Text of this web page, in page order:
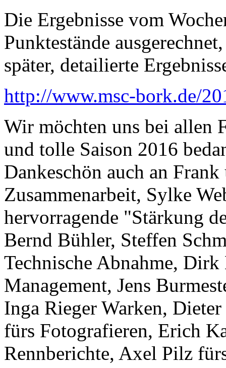
Die Ergebnisse vom
Punktestände
später, detailierte
http://www.msc-bork.de/
Wir möchten uns bei allen
und tolle Saison 2016
Dankeschön auch an
Zusammenarbeit, Sylke
hervorragende "Stärkung
Bernd Bühler, Steffen
Technische Abnahme,
Management, Jens
Inga Rieger Warken,
fürs Fotografieren, Erich
Rennberichte, Axel Pilz